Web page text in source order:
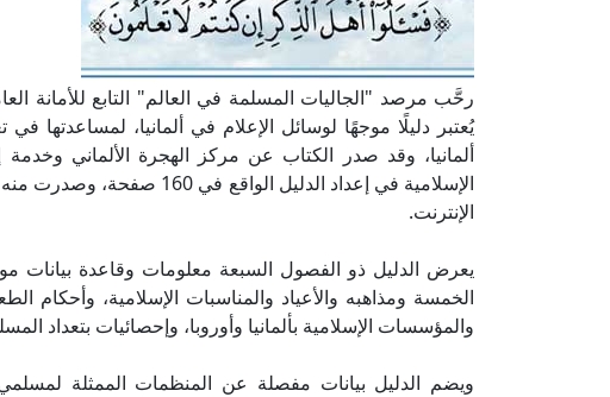
رحَّب مرصد "الجاليات المسلمة في العالم" التابع للأمانة
يُعتبر دليلًا موجهًا لوسائل الإعلام في ألمانيا، لمساعدتها في
الإنترنت.
يعرض الدليل ذو الفصول السبعة معلومات وقاعدة بيانات
الخمسة ومذاهبه والأعياد والمناسبات الإسلامية، وأحكام
والمؤسسات الإسلامية بألمانيا وأوروبا، وإحصائيات بتعداد
ويضم الدليل بيانات مفصلة عن المنظمات الممثلة لمسلمي